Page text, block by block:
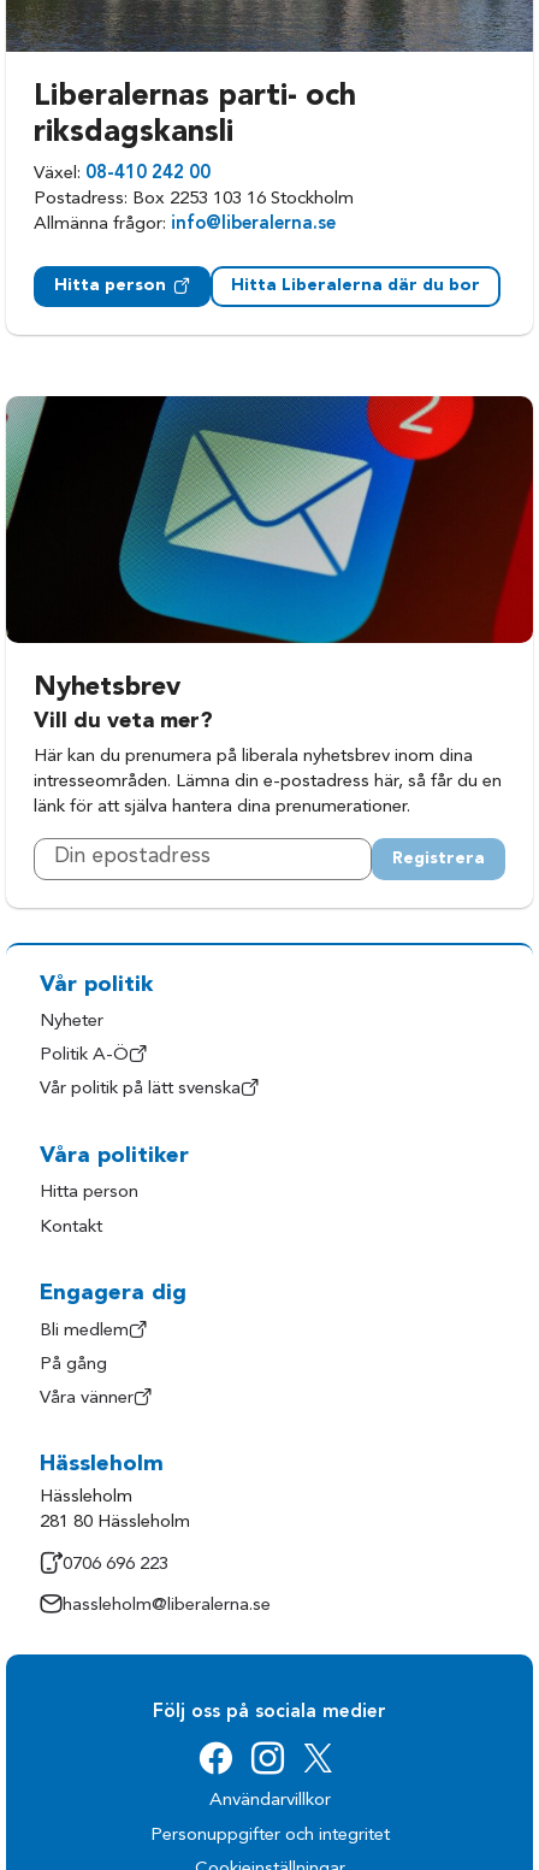
Höör
Klippan
Kristianstad
Kävlinge
Landskrona
Lomma
Malmö
Trelleborg
Vellinge
Ystad
Örkelljunga
Liberalernas parti- och
riksdagskansli
Växel: 08-410 242 00
Postadress: Box 2253 103 16 Stockholm
Allmänna frågor: info@liberalerna.se
Hitta person Hitta Liberalerna där du bor
Nyhetsbrev
Vill du veta mer?
Här kan du prenumera på liberala nyhetsbrev inom dina
intresseområden. Lämna din e-postadress här, så får du en
länk för att själva hantera dina prenumerationer.
Registrera
Vår politik
Nyheter
Politik A-Ö
Vår politik på lätt svenska
Våra politiker
Hitta person
Kontakt
Engagera dig
Bli medlem
På gång
Våra vänner
Hässleholm
Hässleholm
281 80 Hässleholm
0706 696 223
hassleholm@liberalerna.se
Följ oss på sociala medier
Användarvillkor
Personuppgifter och integritet